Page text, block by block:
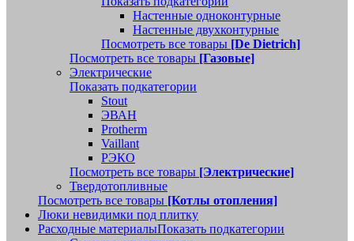
Настенные одноконтурные
Настенные двухконтурные
Посмотреть все товары [De Dietrich]
Посмотреть все товары [Газовые]
Электрические
Показать подкатегории
Stout
ЭВАН
Protherm
Vaillant
РЭКО
Посмотреть все товары [Электрические]
Твердотопливные
Посмотреть все товары [Котлы отопления]
Люки невидимки под плитку
Расходные материалыПоказать подкатегории